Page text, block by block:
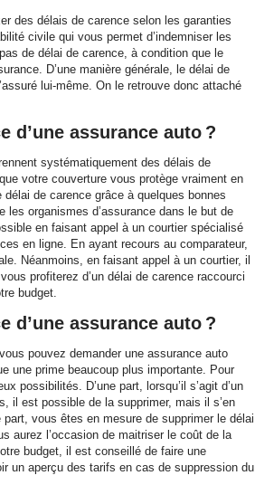
des délais de carence selon les garanties
civile qui vous permet d’indemniser les
de délai de carence, à condition que le
D’une manière générale, le délai de
lui-même. On le retrouve donc attaché
d’une assurance auto ?
systématiquement des délais de
votre couverture vous protège vraiment en
de carence grâce à quelques bonnes
organismes d’assurance dans le but de
en faisant appel à un courtier spécialisé
en ligne. En ayant recours au comparateur,
Néanmoins, en faisant appel à un courtier, il
profiterez d’un délai de carence raccourci
budget.
d’une assurance auto ?
pouvez demander une assurance auto
une prime beaucoup plus importante. Pour
possibilités. D’une part, lorsqu’il s’agit d’un
il est possible de la supprimer, mais il s’en
vous êtes en mesure de supprimer le délai
aurez l’occasion de maitriser le coût de la
budget, il est conseillé de faire une
un aperçu des tarifs en cas de suppression du